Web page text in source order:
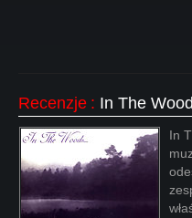
Recenzje : In The
In